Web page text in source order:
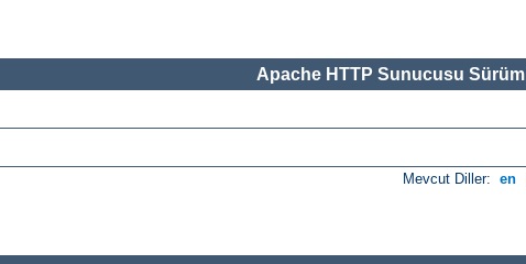
Apache HTTP Sunucusu Sürüm
Mevcut Diller: en